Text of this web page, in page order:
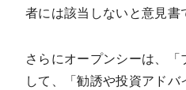
者には該当しないと意見書
さらにオープンシーは、
して、「勧誘や投資アド